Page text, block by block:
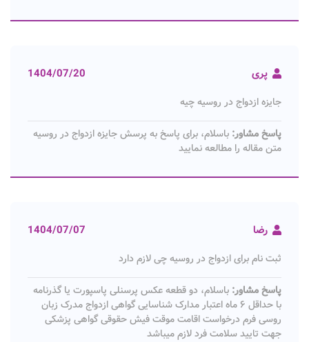
پری 1404/07/20
جایزه ازدواج در روسیه چیه
پاسخ مشاور: باسلام، برای پاسخ به پرسش جایزه ازدواج در روسیه
متن مقاله را مطالعه نمایید
رضا 1404/07/07
ثبت نام برای ازدواج در روسیه چی لازم دارد
پاسخ مشاور: باسلام، دو قطعه عکس پرسنلی پاسپورت یا گذرنامه
با حداقل ۶ ماه اعتبار مدارک شناسایی گواهی ازدواج مدرک زبان
روسی فرم درخواست اقامت موقت فیش حقوقی گواهی پزشکی
جهت تایید سلامت فرد لازم میباشد